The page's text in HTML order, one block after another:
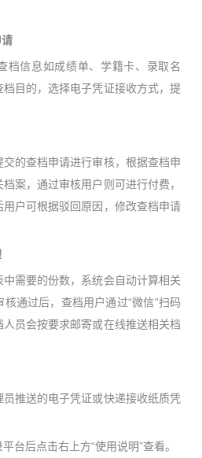
档信息如成绩单、学籍卡、录取名
目的，选择电子凭证接收方式，提
的查档申请进行审核，根据查档申
案，通过审核用户则可进行付费，
户可根据驳回原因，修改查档申请
需要的份数，系统会自动计算相关
通过后，查档用户通过“微信”扫码
员会按要求邮寄或在线推送相关档
推送的电子凭证或快递接收纸质凭
台后点击右上方“使用说明”查看。